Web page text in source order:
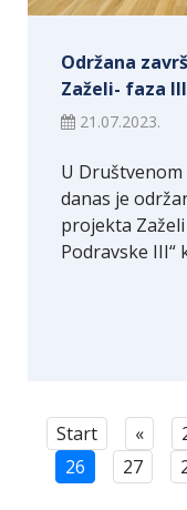
Održana
Zaželi- faza
21.07.2023.
U
danas je
projekta
Podravske III“
Start «
26
27